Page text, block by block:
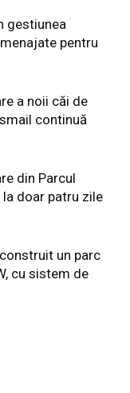
gestiunea
pentru
a noii căi de
continuă
din Parcul
la doar patru zile
un parc
cu sistem de